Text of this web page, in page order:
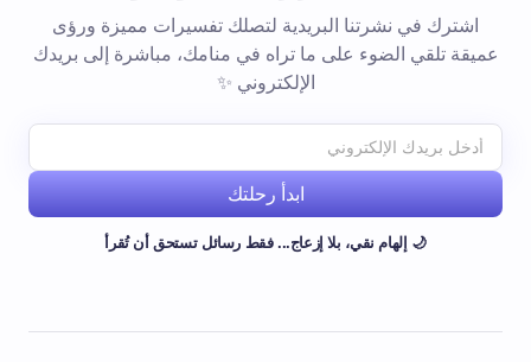
اشترك في نشرتنا البريدية لتصلك تفسيرات مميزة ورؤى
عميقة تلقي الضوء على ما تراه في منامك، مباشرة إلى بريدك
الإلكتروني ✨
ابدأ رحلتك
🌙 إلهام نقي، بلا إزعاج... فقط رسائل تستحق أن تُقرأ